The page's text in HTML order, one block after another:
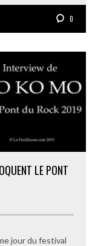
0
LE PONT
jour du festival